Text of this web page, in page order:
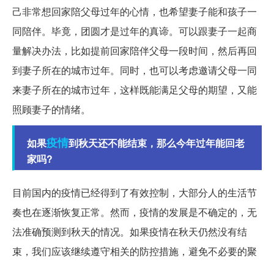
己非常想回家陪父母过年的心情，也希望妻子能和孩子一
同陪伴。毕竟，团圆才是过年的真谛。可以跟妻子一起商
量解决办法，比如提前回家陪伴父母一段时间，然后再回
到妻子所在的城市过年。同时，也可以考虑邀请父母一同
来妻子所在的城市过年，这样既能满足父母的期望，又能
照顾妻子的情绪。
如果疫情到秋天还不能结束，那么今年过年能回老
家吗?
目前国内的疫情已经得到了有效控制，大部分人的生活节
奏也在逐渐恢复正常。然而，疫情的发展是不确定的，无
法准确预测到秋天的情况。如果疫情在秋天仍然没有结
束，我们应该继续遵守相关的防控措施，避免不必要的聚